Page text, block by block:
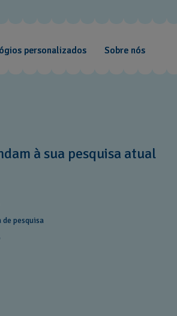
personalizados Sobre nós
à sua pesquisa atual
pesquisa